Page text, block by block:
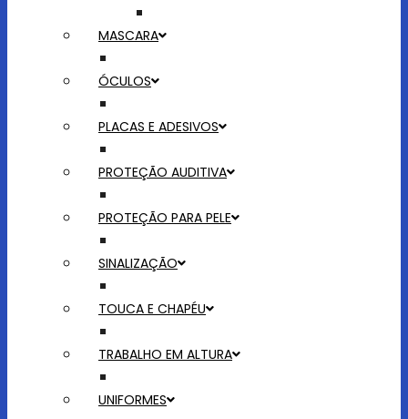
MASCARA
ÓCULOS
PLACAS E ADESIVOS
PROTEÇÃO AUDITIVA
PROTEÇÃO PARA PELE
SINALIZAÇÃO
TOUCA E CHAPÉU
TRABALHO EM ALTURA
UNIFORMES